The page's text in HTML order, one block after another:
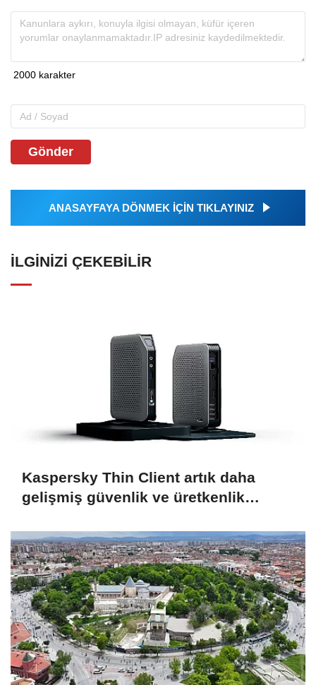
Gönder
ANASAYFAYA DÖNMEK İÇİN TIKLAYINIZ
İLGINIZI ÇEKEBILIR
Kaspersky Thin Client artık daha
gelişmiş güvenlik ve üretkenlik